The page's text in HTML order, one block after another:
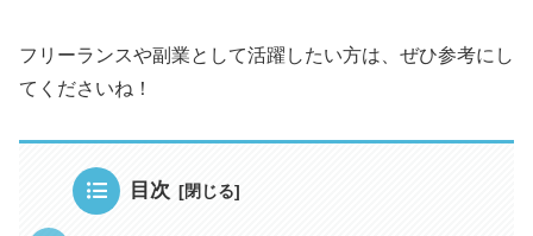
フリーランスや副業として活躍したい方は、ぜひ参考にし
てくださいね！
目次